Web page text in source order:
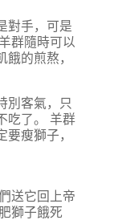
對手，可是
群隨時可以
的煎熬，
別客氣，只
吃了。 羊群
瘦獅子，
送它回上帝
獅子餓死